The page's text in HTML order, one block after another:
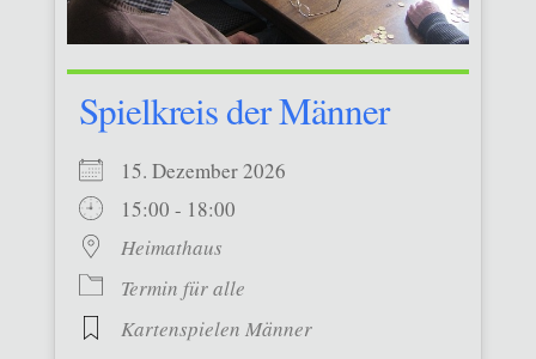
Spielkreis der Männer
15. Dezember 2026
15:00 - 18:00
Heimathaus
Termin für alle
Kartenspielen Männer